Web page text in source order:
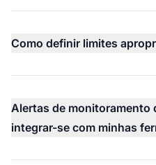
Como definir limites
Alertas de monitoramento
integrar-se com minhas